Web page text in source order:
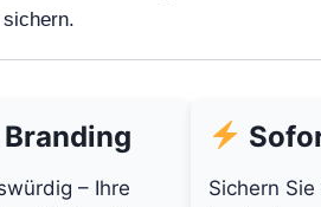
– Ihre
Sichern